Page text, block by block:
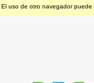
. El uso de otro navegador